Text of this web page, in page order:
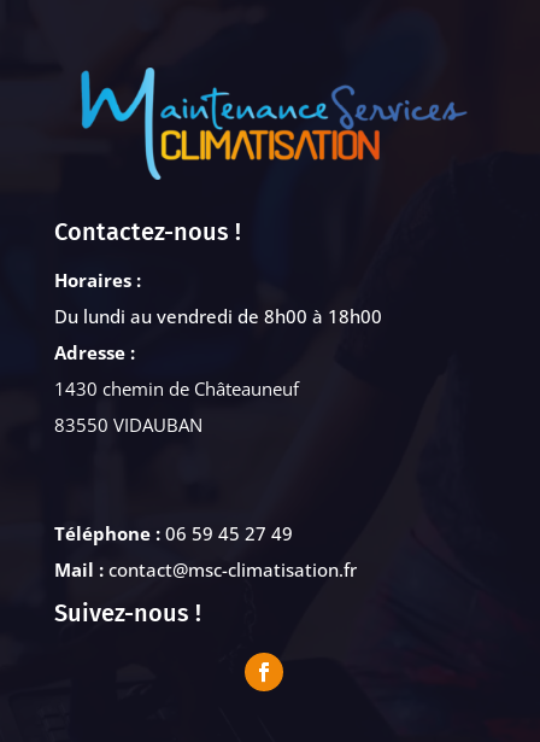
Contactez-nous !
Horaires :
Du lundi au vendredi de 8h00 à 18h00
Adresse :
1430 chemin de Châteauneuf
83550 VIDAUBAN
Téléphone : 06 59 45 27 49
Mail :contact@msc-climatisation.fr
Suivez-nous !